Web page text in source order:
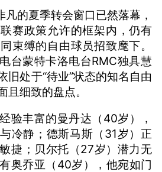
的夏季转会窗口已然落幕，
赛政策允许的框架内，仍有
束缚的自由球员招致麾下。
台蒙特卡洛电台RMC独具慧
旧处于“待业”状态的知名自由
且细致的盘点。
验丰富的曼丹达（40岁），
冷静；德斯马斯（31岁）正
捷；贝尔托（27岁）潜力无
奥乔亚（40岁），他宛如门